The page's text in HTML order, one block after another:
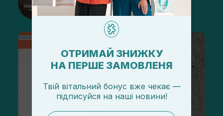
Подписаться
ОТРИМАЙ ЗНИЖКУ
НА ПЕРШЕ ЗАМОВЛЕНЯ
Твій вітальний бонус вже чекає —
підписуйся на наші новини!